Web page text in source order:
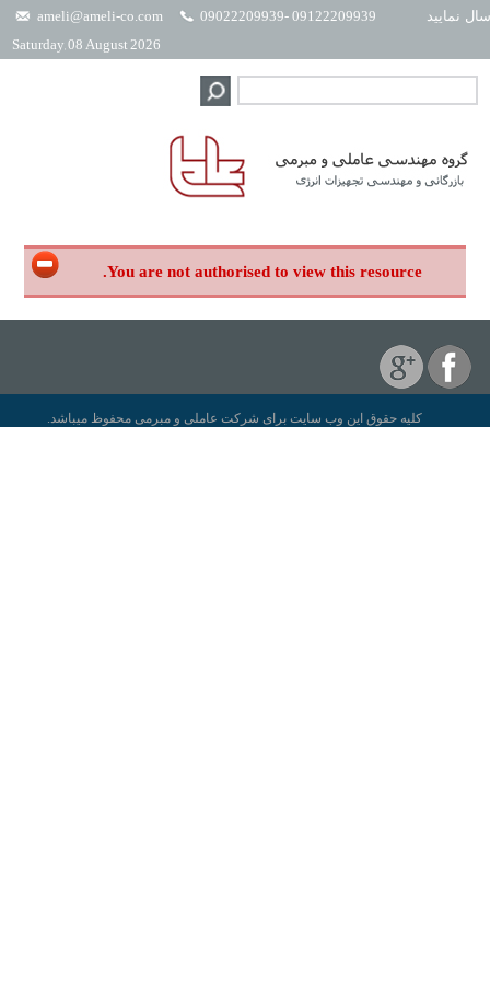
نمایید 09122209939 -09022209939
ameli@ameli-co.com
Saturday, 08 August 2026
You are not authorised to view this resource.
کلیه حقوق این وب سایت برای شرکت عاملی و مبرمی محفوظ میباشد.